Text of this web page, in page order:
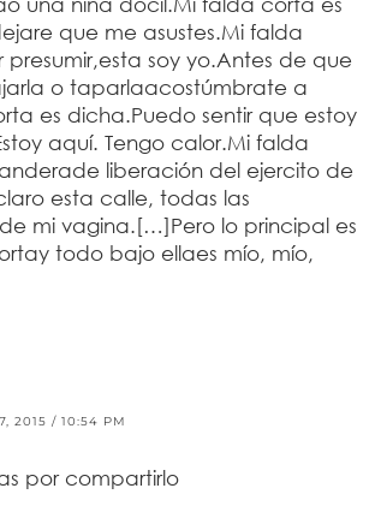
que me asustes.Mi falda
soy yo.Antes de que
o taparlaacostúmbrate a
es dicha.Puedo sentir que estoy
aquí. Tengo calor.Mi falda
liberación del ejercito de
esta calle, todas las
mi vagina.[…]Pero lo principal es
todo bajo ellaes mío, mío,
2015 / 10:54 PM
por compartirlo